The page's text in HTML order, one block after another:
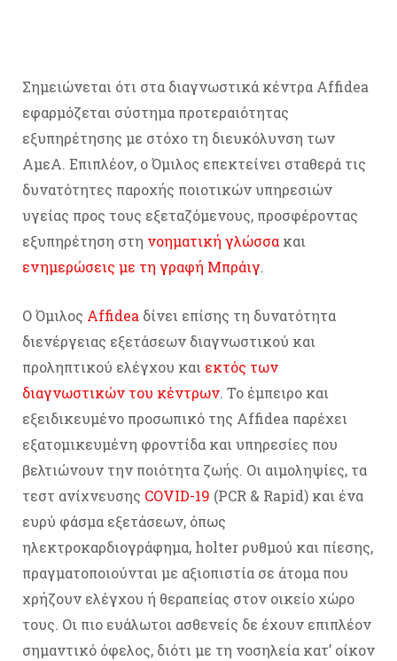
Σημειώνεται ότι στα διαγνωστικά κέντρα Affidea
εφαρμόζεται σύστημα προτεραιότητας
εξυπηρέτησης με στόχο τη διευκόλυνση των
ΑμεΑ. Επιπλέον, ο Όμιλος επεκτείνει σταθερά τις
δυνατότητες παροχής ποιοτικών υπηρεσιών
υγείας προς τους εξεταζόμενους, προσφέροντας
εξυπηρέτηση στη νοηματική γλώσσα και
ενημερώσεις με τη γραφή Μπράιγ.
Ο Όμιλος Affidea δίνει επίσης τη δυνατότητα
διενέργειας εξετάσεων διαγνωστικού και
προληπτικού ελέγχου και εκτός των
διαγνωστικών του κέντρων. Το έμπειρο και
εξειδικευμένο προσωπικό της Affidea παρέχει
εξατομικευμένη φροντίδα και υπηρεσίες που
βελτιώνουν την ποιότητα ζωής. Οι αιμοληψίες, τα
τεστ ανίχνευσης COVID-19 (PCR & Rapid) και ένα
ευρύ φάσμα εξετάσεων, όπως
ηλεκτροκαρδιογράφημα, holter ρυθμού και πίεσης,
πραγματοποιούνται με αξιοπιστία σε άτομα που
χρήζουν ελέγχου ή θεραπείας στον οικείο χώρο
τους. Οι πιο ευάλωτοι ασθενείς δε έχουν επιπλέον
σημαντικό όφελος, διότι με τη νοσηλεία κατ’ οίκον